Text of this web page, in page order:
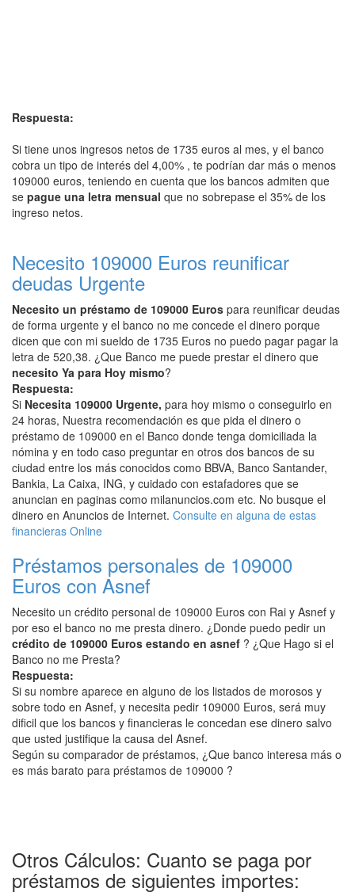
Respuesta:
Si tiene unos ingresos netos de 1735 euros al mes, y el banco
cobra un tipo de interés del 4,00% , te podrían dar más o menos
109000 euros, teniendo en cuenta que los bancos admiten que
se pague una letra mensual que no sobrepase el 35% de los
ingreso netos.
Necesito 109000 Euros reunificar
deudas Urgente
Necesito un préstamo de 109000 Euros para reunificar deudas
de forma urgente y el banco no me concede el dinero porque
dicen que con mi sueldo de 1735 Euros no puedo pagar pagar la
letra de 520,38. ¿Que Banco me puede prestar el dinero que
necesito Ya para Hoy mismo?
Respuesta:
Si Necesita 109000 Urgente, para hoy mismo o conseguirlo en
24 horas, Nuestra recomendación es que pida el dinero o
préstamo de 109000 en el Banco donde tenga domiciliada la
nómina y en todo caso preguntar en otros dos bancos de su
ciudad entre los más conocidos como BBVA, Banco Santander,
Bankia, La Caixa, ING, y cuidado con estafadores que se
anuncian en paginas como milanuncios.com etc. No busque el
dinero en Anuncios de Internet. Consulte en alguna de estas
financieras Online
Préstamos personales de 109000
Euros con Asnef
Necesito un crédito personal de 109000 Euros con Rai y Asnef y
por eso el banco no me presta dinero. ¿Donde puedo pedir un
crédito de 109000 Euros estando en asnef ? ¿Que Hago si el
Banco no me Presta?
Respuesta:
Si su nombre aparece en alguno de los listados de morosos y
sobre todo en Asnef, y necesita pedir 109000 Euros, será muy
dificil que los bancos y financieras le concedan ese dinero salvo
que usted justifique la causa del Asnef.
Según su comparador de préstamos, ¿Que banco interesa más o
es más barato para préstamos de 109000 ?
Otros Cálculos: Cuanto se paga por
préstamos de siguientes importes: